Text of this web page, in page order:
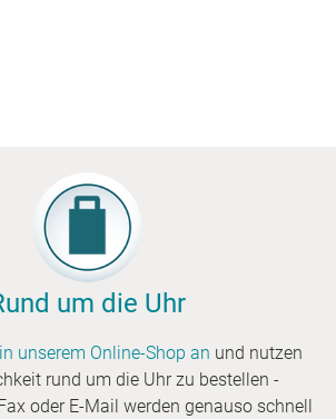
um die Uhr
unserem Online-Shop an und nutzen
rund um die Uhr zu bestellen -
oder E-Mail werden genauso schnell